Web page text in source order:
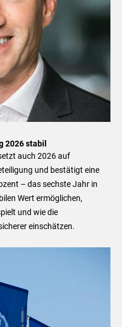
2026 stabil
auch 2026 auf
und bestätigt eine
– das sechste Jahr in
Wert ermöglichen,
und wie die
einschätzen.